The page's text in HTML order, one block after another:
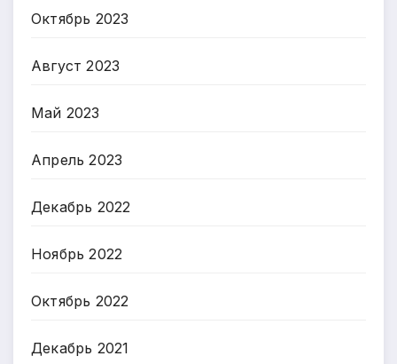
Октябрь 2023
Август 2023
Май 2023
Апрель 2023
Декабрь 2022
Ноябрь 2022
Октябрь 2022
Декабрь 2021